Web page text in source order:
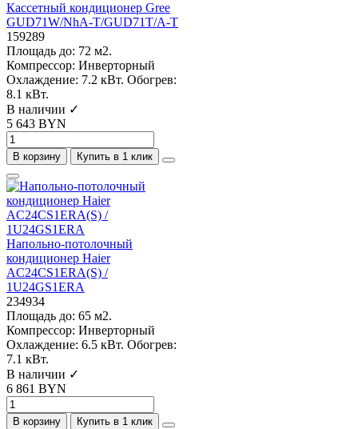
Кассетный кондиционер Gree
GUD71W/NhA-T/GUD71T/A-T
159289
Площадь до: 72 м2.
Компрессор: Инверторный
Охлаждение: 7.2 кВт. Обогрев:
8.1 кВт.
В наличии ✓
5 643 BYN
В корзину Купить в 1 клик
Напольно-потолочный
кондиционер Haier
AC24CS1ERA(S) /
1U24GS1ERA
234934
Площадь до: 65 м2.
Компрессор: Инверторный
Охлаждение: 6.5 кВт. Обогрев:
7.1 кВт.
В наличии ✓
6 861 BYN
В корзину Купить в 1 клик